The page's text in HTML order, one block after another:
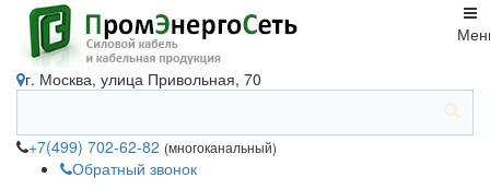
г. Москва, улица Привольная, 70
+7(499) 702-62-82 (многоканальный)
Обратный звонок